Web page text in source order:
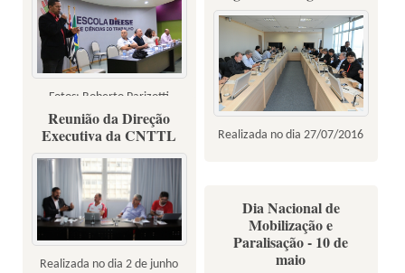
Fotos: Roberto Parizotti
Realizada no dia 27/07/2016
Reunião da Direção
Executiva da CNTTL
Realizada no dia 2 de junho
Dia Nacional de
Mobilização e
Paralisação - 10 de
maio